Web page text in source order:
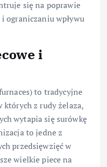
się na poprawie
ograniczaniu wpływu
i
to tradycyjne
których z rudy żelaza,
wytapia się surówkę
to jedne z
przedsięwzięć w
wielkie piece na